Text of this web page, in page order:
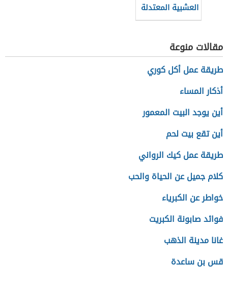
العشبية المعتدلة
مقالات منوعة
طريقة عمل أكل كوري
أذكار المساء
أين يوجد البيت المعمور
أين تقع بيت لحم
طريقة عمل كيك الرواني
كلام جميل عن الحياة والحب
خواطر عن الكبرياء
فوائد صابونة الكبريت
غانا مدينة الذهب
قس بن ساعدة